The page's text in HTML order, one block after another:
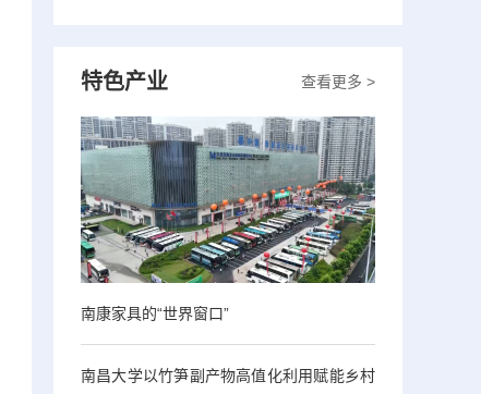
查看更多 >
特色产业
南康家具的“世界窗口”
南昌大学以竹笋副产物高值化利用赋能乡村